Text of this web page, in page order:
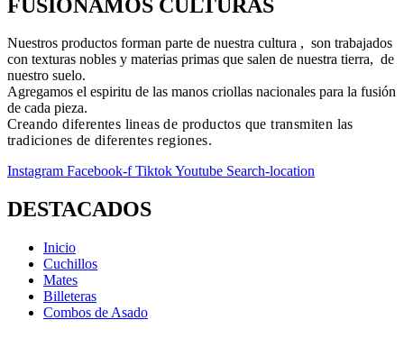
FUSIONAMOS CULTURAS
Nuestros productos forman parte de nuestra cultura , son trabajados
con texturas nobles y materias primas que salen de nuestra tierra, de
nuestro suelo.
Agregamos el espiritu de las manos criollas nacionales para la fusión
de cada pieza.
Creando diferentes lineas de productos que transmiten las
tradiciones de diferentes regiones.
Instagram Facebook-f TiktokYoutube Search-location
DESTACADOS
Inicio
Cuchillos
Mates
Billeteras
Combos de Asado